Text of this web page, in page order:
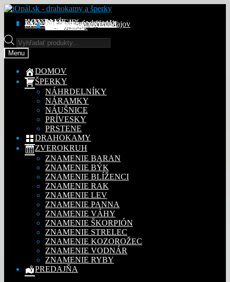
Preskočiť
navigáciu
Preskočiť
obsah
KONTAKT
INFORMÁCIE
Obchodné podmienky
Reklamačný poriadok
Ochrana osobných údajov
MÔJ ÚČETObjednávky
Adresy
Detaily účtu
Na stiahnutie
Products
search
Menu
DOMOV
ŠPERKY
NÁHRDELNÍKY
NÁRAMKY
NÁUŠNICE
PRÍVESKY
PRSTENE
DRAHOKAMY
ZVEROKRUH
ZNAMENIE BARAN
ZNAMENIE BÝK
ZNAMENIE BLÍŽENCI
ZNAMENIE RAK
ZNAMENIE LEV
ZNAMENIE PANNA
ZNAMENIE VÁHY
ZNAMENIE ŠKORPIÓN
ZNAMENIE STRELEC
ZNAMENIE KOZOROŽEC
ZNAMENIE VODNÁR
ZNAMENIE RYBY
PREDAJŇA